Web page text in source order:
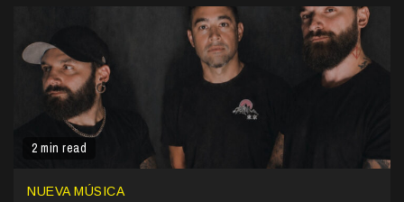
2 min read
NUEVA MÚSICA